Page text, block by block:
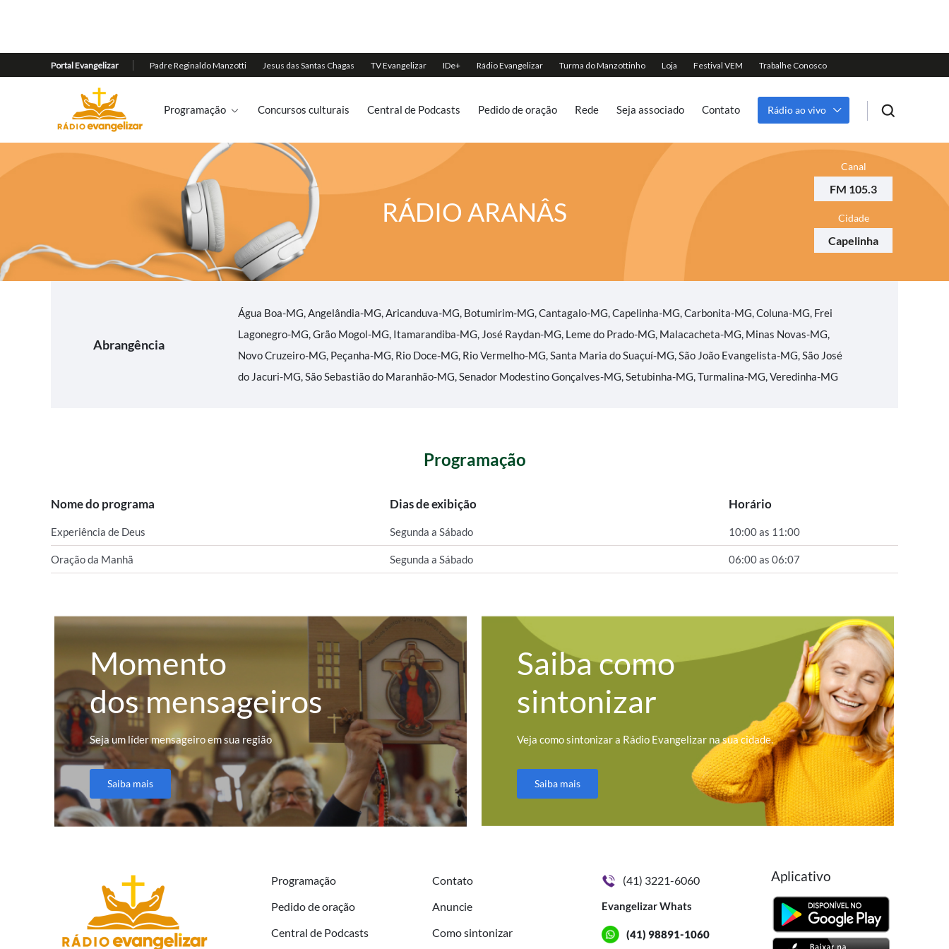
Programação Concursos culturais Central de Podcasts Pedido de oração Rede Seja associado Contato Rádio ao vivo
RÁDIO ARANÂS
Canal
FM 105.3
Cidade
Capelinha
Abrangência
Água Boa-MG, Angelândia-MG, Aricanduva-MG, Botumirim-MG, Cantagalo-MG, Capelinha-MG, Carbonita-MG, Coluna-MG, Frei
Lagonegro-MG, Grão Mogol-MG, Itamarandiba-MG, José Raydan-MG, Leme do Prado-MG, Malacacheta-MG, Minas Novas-MG,
Novo Cruzeiro-MG, Peçanha-MG, Rio Doce-MG, Rio Vermelho-MG, Santa Maria do Suaçuí-MG, São João Evangelista-MG, São José
do Jacuri-MG, São Sebastião do Maranhão-MG, Senador Modestino Gonçalves-MG, Setubinha-MG, Turmalina-MG, Veredinha-MG
Programação
Nome do programa Dias de exibição Horário
Experiência de Deus Segunda a Sábado 10:00 as 11:00
Oração da Manhã Segunda a Sábado 06:00 as 06:07
Momento
dos mensageiros
Seja um líder mensageiro em sua região
Saiba mais
Saiba como
sintonizar
Veja como sintonizar a Rádio Evangelizar na sua cidade.
Saiba mais
Programação
Pedido de oração
Central de Podcasts
Contato
Anuncie
Como sintonizar
(41) 3221-6060
Evangelizar Whats
(41) 98891-1060
Aplicativo